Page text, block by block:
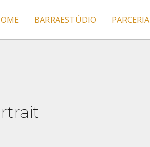
BARRAESTÚDIO PARCERIA